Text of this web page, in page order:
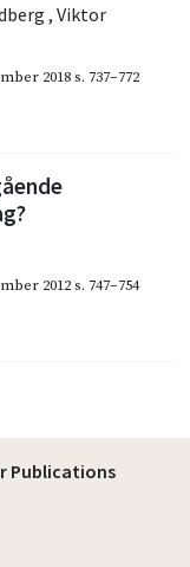
, Viktor
2018s. 737–772
2012s. 747–754
Publications